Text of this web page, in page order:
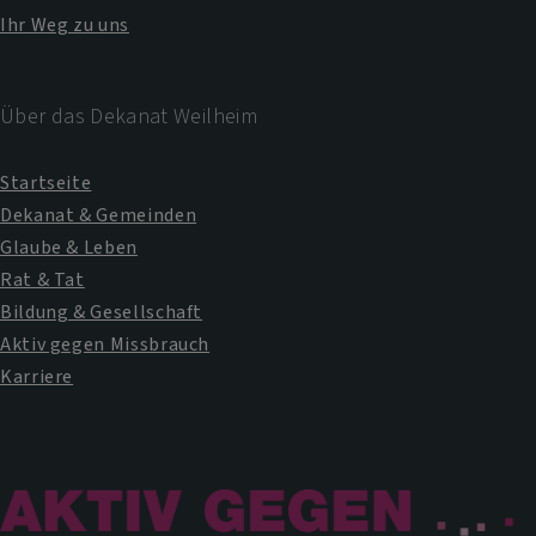
Ihr Weg zu uns
Über das Dekanat Weilheim
Startseite
Dekanat & Gemeinden
Glaube & Leben
Rat & Tat
Bildung & Gesellschaft
Aktiv gegen Missbrauch
Karriere